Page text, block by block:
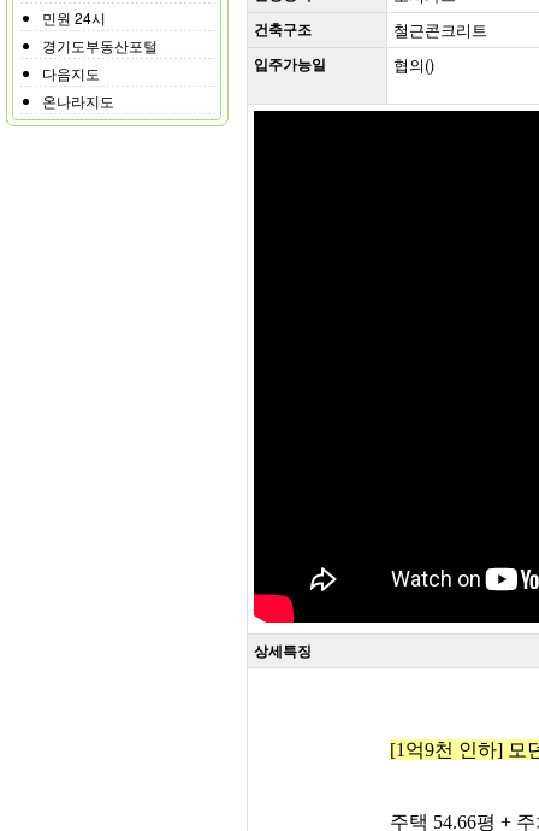
민원 24시
경기도부동산포털
다음지도
온나라지도
건축구조 철근콘크리트
입주가능일 협의()
상세특징
[1억9천 인하] 모
주택 54.66평 +